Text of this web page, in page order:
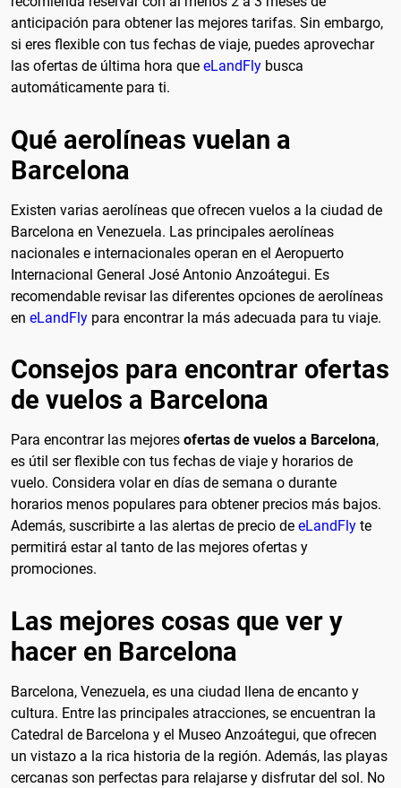
anticipación para obtener las mejores tarifas. Sin embargo,
si eres flexible con tus fechas de viaje, puedes aprovechar
las ofertas de última hora que eLandFly busca
automáticamente para ti.
Qué aerolíneas vuelan a
Barcelona
Existen varias aerolíneas que ofrecen vuelos a la ciudad de
Barcelona en Venezuela. Las principales aerolíneas
nacionales e internacionales operan en el Aeropuerto
Internacional General José Antonio Anzoátegui. Es
recomendable revisar las diferentes opciones de aerolíneas
en eLandFly para encontrar la más adecuada para tu viaje.
Consejos para encontrar ofertas
de vuelos a Barcelona
Para encontrar las mejores ofertas de vuelos a Barcelona,
es útil ser flexible con tus fechas de viaje y horarios de
vuelo. Considera volar en días de semana o durante
horarios menos populares para obtener precios más bajos.
Además, suscribirte a las alertas de precio de eLandFly te
permitirá estar al tanto de las mejores ofertas y
promociones.
Las mejores cosas que ver y
hacer en Barcelona
Barcelona, Venezuela, es una ciudad llena de encanto y
cultura. Entre las principales atracciones, se encuentran la
Catedral de Barcelona y el Museo Anzoátegui, que ofrecen
un vistazo a la rica historia de la región. Además, las playas
cercanas son perfectas para relajarse y disfrutar del sol. No